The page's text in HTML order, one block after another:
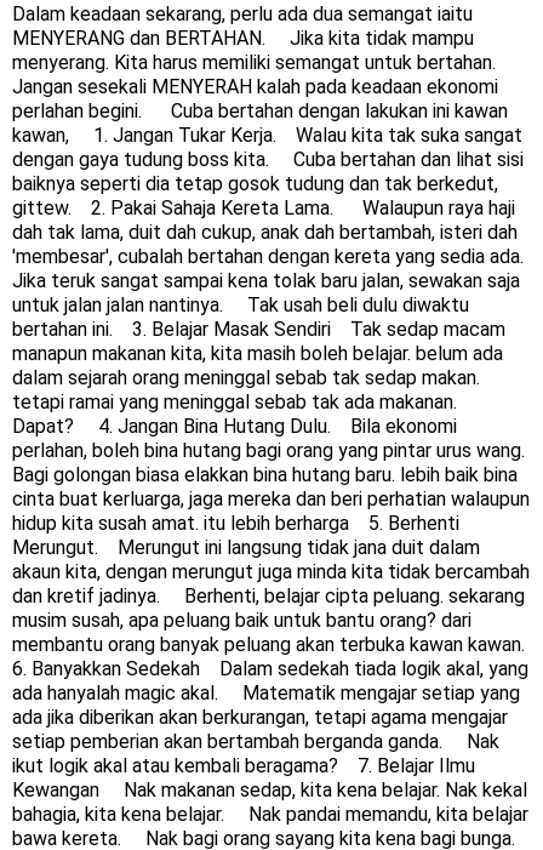
Dalam keadaan sekarang, perlu ada dua semangat iaitu
MENYERANG dan BERTAHAN.     Jika kita tidak mampu
menyerang. Kita harus memiliki semangat untuk bertahan.
Jangan sesekali MENYERAH kalah pada keadaan ekonomi
perlahan begini.      Cuba bertahan dengan lakukan ini kawan
kawan,     1. Jangan Tukar Kerja.    Walau kita tak suka sangat
dengan gaya tudung boss kita.     Cuba bertahan dan lihat sisi
baiknya seperti dia tetap gosok tudung dan tak berkedut,
gittew.    2. Pakai Sahaja Kereta Lama.      Walaupun raya haji
dah tak lama, duit dah cukup, anak dah bertambah, isteri dah
'membesar', cubalah bertahan dengan kereta yang sedia ada.
Jika teruk sangat sampai kena tolak baru jalan, sewakan saja
untuk jalan jalan nantinya.     Tak usah beli dulu diwaktu
bertahan ini.    3. Belajar Masak Sendiri    Tak sedap macam
manapun makanan kita, kita masih boleh belajar. belum ada
dalam sejarah orang meninggal sebab tak sedap makan.
tetapi ramai yang meninggal sebab tak ada makanan.
Dapat?     4. Jangan Bina Hutang Dulu.    Bila ekonomi
perlahan, boleh bina hutang bagi orang yang pintar urus wang.
Bagi golongan biasa elakkan bina hutang baru. lebih baik bina
cinta buat kerluarga, jaga mereka dan beri perhatian walaupun
hidup kita susah amat. itu lebih berharga    5. Berhenti
Merungut.    Merungut ini langsung tidak jana duit dalam
akaun kita, dengan merungut juga minda kita tidak bercambah
dan kretif jadinya.     Berhenti, belajar cipta peluang. sekarang
musim susah, apa peluang baik untuk bantu orang? dari
membantu orang banyak peluang akan terbuka kawan kawan.
6. Banyakkan Sedekah    Dalam sedekah tiada logik akal, yang
ada hanyalah magic akal.     Matematik mengajar setiap yang
ada jika diberikan akan berkurangan, tetapi agama mengajar
setiap pemberian akan bertambah berganda ganda.     Nak
ikut logik akal atau kembali beragama?    7. Belajar Ilmu
Kewangan     Nak makanan sedap, kita kena belajar. Nak kekal
bahagia, kita kena belajar.     Nak pandai memandu, kita belajar
bawa kereta.     Nak bagi orang sayang kita kena bagi bunga.